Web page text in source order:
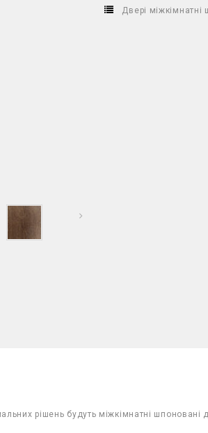
Двері міжкімнатні
рішень будуть міжкімнатні шпоновані